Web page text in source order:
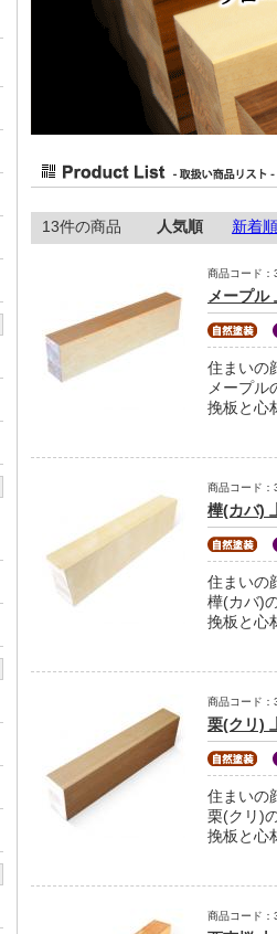
13件の商品 人気順 新着順
商品コード
メープル
住まいの
メープ
挽板と心
商品コード
樺(カバ)
住まいの
樺(カバ)
挽板と心
商品コード
栗(クリ)
住まいの
栗(クリ)
挽板と心
商品コード